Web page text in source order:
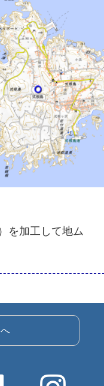
を加工して地ム